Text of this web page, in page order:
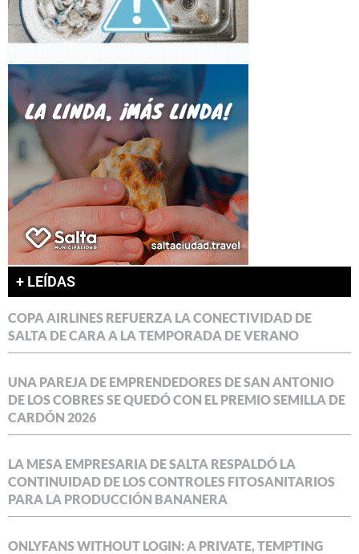
+ LEÍDAS
COPA AIRLINES REFUERZA LA CONECTIVIDAD DE
SALTA DE CARA A LA TEMPORADA DE VERANO
UNA PAREJA DE EMPRENDEDORES DE SAN ANTONIO
DE LOS COBRES SE QUEDÓ CON EL PREMIO SEMILLA DE
CARDÓN 2026
LA MESA EMPRESARIA DE SALTA RESPALDÓ LA
CONTINUIDAD DE LOS CONTROLES FITOSANITARIOS
PARA LA PRODUCCIÓN BANANERA
ONLYFANS WITHOUT LOGIN: A PRIVATE, TEMPTING